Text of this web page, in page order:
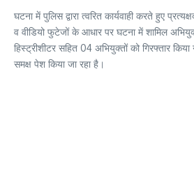
घटना में पुलिस द्वारा त्वरित कार्यवाही करते हुए
व वीडियो फुटेजों के आधार पर घटना में शामिल
हिस्ट्रीशीटर सहित 04 अभियुक्तों को गिरफ्तार
समक्ष पेश किया जा रहा है।